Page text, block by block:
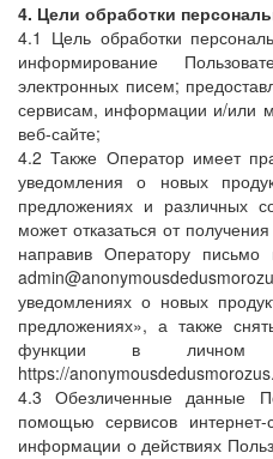
4. Цели обработки
4.1 Цель обработки
информирование
электронных писем;
сервисам, информации и/или
веб-сайте;
4.2 Также Оператор имеет
уведомления о новых
предложениях и различных
может отказаться от
направив Оператору письмо
уведомлениях о новых
предложениях», а также
функции в личном
https://
4.3 Обезличенные данные
помощью сервисов интернет-
информации о действиях